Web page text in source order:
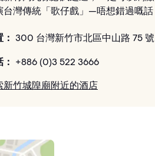
台灣傳統「歌仔戲」—唔想錯過嘅話
300 台灣新竹市北區中山路 75 號
+886 (0)3 522 3666
新竹城隍廟附近的酒店